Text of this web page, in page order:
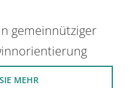
gemeinnütziger
MEHR